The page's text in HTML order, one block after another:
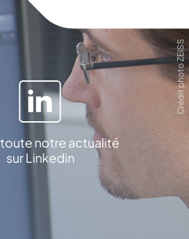
toute notre actualité
sur Linkedin
Crédit photo ZEISS